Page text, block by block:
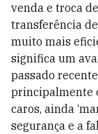
venda e troca
transferência
muito mais
significa um
passado
principalmente
caros, ainda
segurança e a